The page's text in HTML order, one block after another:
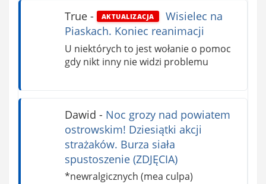
True- AKTUALIZACJA
Wisielec na
Piaskach. Koniec reanimacji
U niektórych to jest wołanie o pomoc
gdy nikt inny nie widzi problemu
Dawid - Noc grozy nad powiatem
ostrowskim! Dziesiątki akcji
strażaków. Burza siała
spustoszenie (ZDJĘCIA)
*newralgicznych (mea culpa)